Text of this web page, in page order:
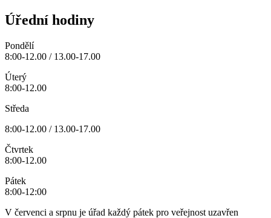
Úřední hodiny
Pondělí
8:00-12.00 / 13.00-17.00
Úterý
8:00-12.00
Středa
8:00-12.00 / 13.00-17.00
Čtvrtek
8:00-12.00
Pátek
8:00-12:00
V červenci a srpnu je úřad každý pátek pro veřejnost uzavřen